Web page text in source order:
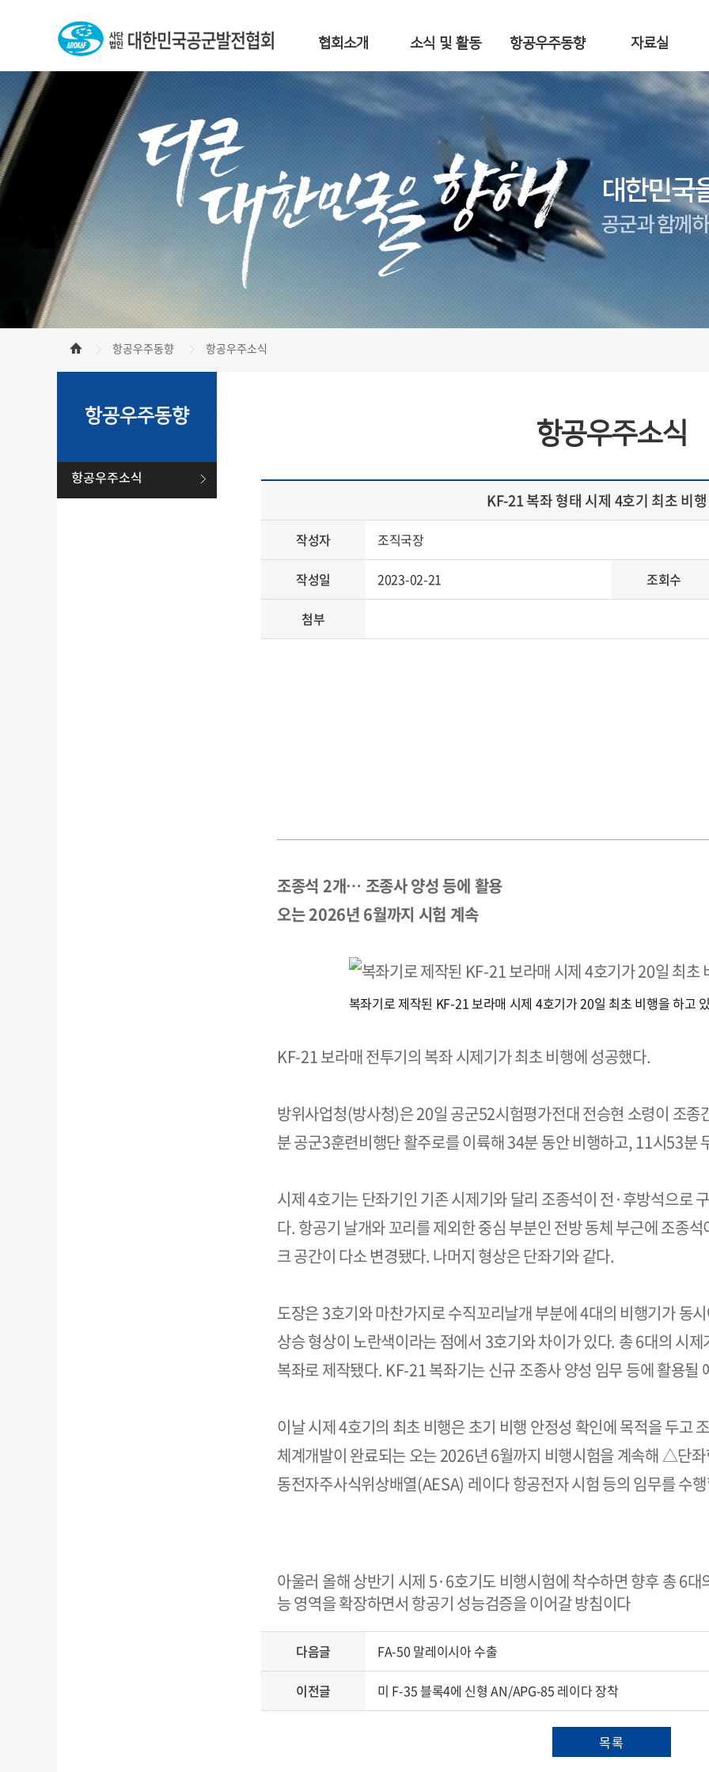
협회소개
회장 인사말
설립목적 및 기능
역대 회장
정관
소식 및 활동
공지사항
주요활동
e-공군소식
협회 소식지
항공우주동향
항공우주소식
자료실
항공우주무기체계
항공우주전략 이
론
항공전사
갤러리
항공우주동향 항공우주소식
항공우주동향
항공우주소식
항공우주소식
KF-21 복좌 형태 시제 4호기 최초 비
작성자 조직국장
작성일 2023-02-21 조회수
첨부
조종석 2개… 조종사 양성 등에 활용
오는 2026년 6월까지 시험 계속
복좌기로 제작된 KF-21 보라매 시제 4호기가 20일 최초 비행을 하고
KF-21 보라매 전투기의 복좌 시제기가 최초 비행에 성공했다.
방위사업청(방사청)은 20일 공군52시험평가전대 전승현 소령이 조
분 공군3훈련비행단 활주로를 이륙해 34분 동안 비행하고, 11시53분
시제 4호기는 단좌기인 기존 시제기와 달리 조종석이 전·후방석으로
다. 항공기 날개와 꼬리를 제외한 중심 부분인 전방 동체 부근에 조종
크 공간이 다소 변경됐다. 나머지 형상은 단좌기와 같다.
도장은 3호기와 마찬가지로 수직꼬리날개 부분에 4대의 비행기가 동
상승 형상이 노란색이라는 점에서 3호기와 차이가 있다. 총 6대의 시
복좌로 제작됐다. KF-21 복좌기는 신규 조종사 양성 임무 등에 활용될
이날 시제 4호기의 최초 비행은 초기 비행 안정성 확인에 목적을 두고
체계개발이 완료되는 오는 2026년 6월까지 비행시험을 계속해 △단
동전자주사식위상배열(AESA) 레이다 항공전자 시험 등의 임무를 수
아울러 올해 상반기 시제 5·6호기도 비행시험에 착수하면 향후 총 6
능 영역을 확장하면서 항공기 성능검증을 이어갈 방침이다
다음글 FA-50 말레이시아 수출
이전글 미 F-35 블록4에 신형 AN/APG-85 레이다 장착
목록